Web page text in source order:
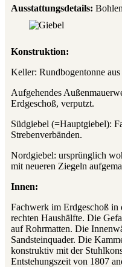
Ausstattungsdetails:
Konstruktion:
Keller: Rundbogentonne aus
Aufgehendes
Erdgeschoß, verputzt.
Südgiebel (=Hauptgiebel):
Strebenverbänden.
Nordgiebel: ursprünglich
mit neueren Ziegeln
Innen:
Fachwerk im Erdgeschoß in
rechten Haushälfte. Die
auf Rohrmatten. Die
Sandsteinquader. Die
konstruktiv mit der
Entstehungszeit von 1807